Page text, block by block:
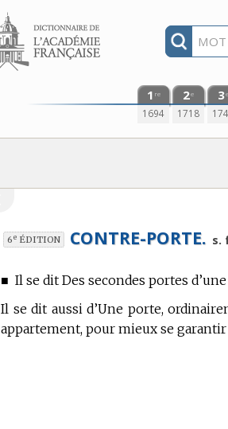
Aller au contenu
1 re
1694
2e
1718
3e
6e ÉDITION CONTRE-PORTE. s.
■ Il se dit Des secondes portes
Il se dit aussi d’Une porte,
appartement, pour mieux se